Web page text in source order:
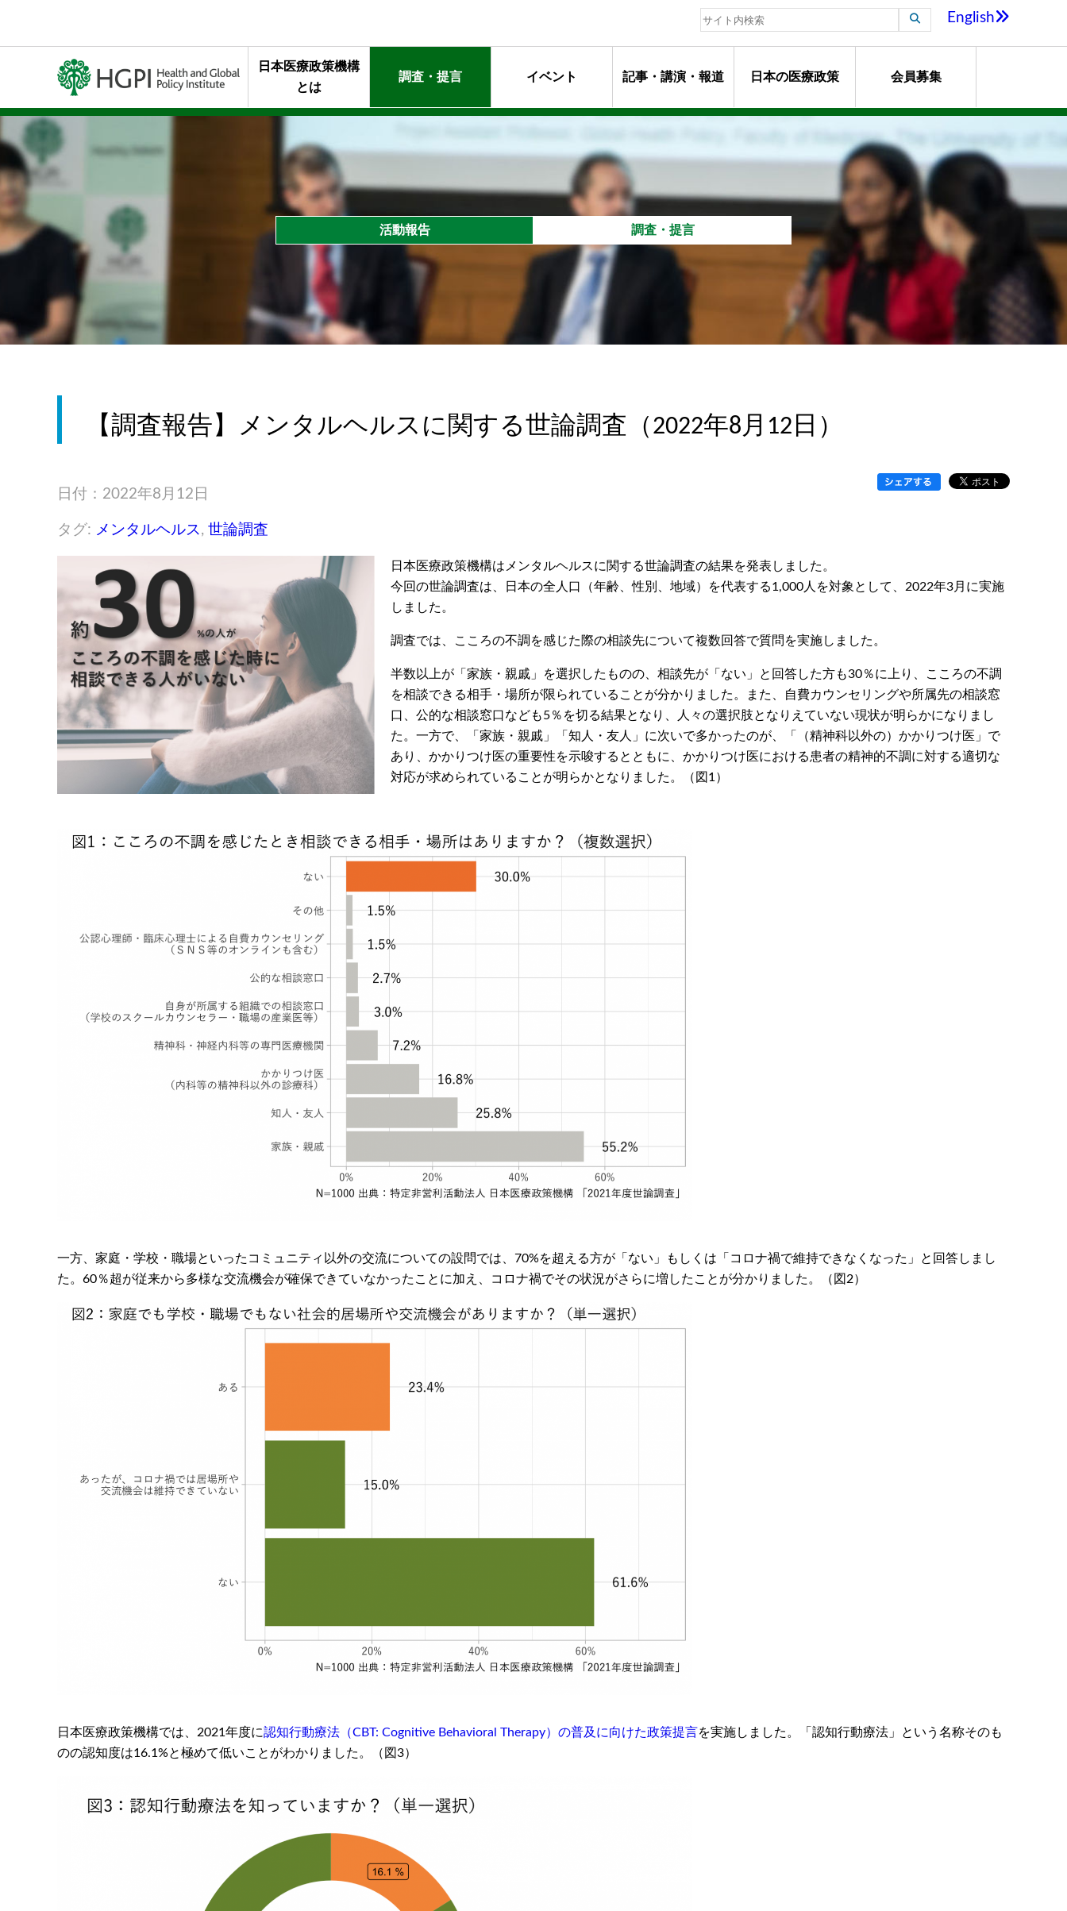
English
日本医療政策機構
とは
ミッション・行動指針
代表理事メッセージ
終身名誉チェアマンメッセージ
組織概要
年報・最近の活動
HGPIを支えるプロフェッショナル達
スタッフの声
HGPIのあゆみ
黒川清賞
調査・提言 イベント 記事・講演・報道 日本の医療政策 会員募集
活動報告 調査・提言
【調査報告】メンタルヘルスに関する世論調査（2022年8月12日）
日付：2022年8月12日
タグ: メンタルヘルス, 世論調査
日本医療政策機構はメンタルヘルスに関する世論調査の結果を発表しました。
今回の世論調査は、日本の全人口（年齢、性別、地域）を代表する1,000人を対象として、2022年3月に実施
しました。
調査では、こころの不調を感じた際の相談先について複数回答で質問を実施しました。
半数以上が「家族・親戚」を選択したものの、相談先が「ない」と回答した方も30％に上り、こころの不調
を相談できる相手・場所が限られていることが分かりました。また、自費カウンセリングや所属先の相談窓
口、公的な相談窓口なども5％を切る結果となり、人々の選択肢となりえていない現状が明らかになりまし
た。一方で、「家族・親戚」「知人・友人」に次いで多かったのが、「（精神科以外の）かかりつけ医」で
あり、かかりつけ医の重要性を示唆するとともに、かかりつけ医における患者の精神的不調に対する適切な
対応が求められていることが明らかとなりました。（図1）
一方、家庭・学校・職場といったコミュニティ以外の交流についての設問では、70%を超える方が「ない」もしくは「コロナ禍で維持できなくなった」と回答しまし
た。60％超が従来から多様な交流機会が確保できていなかったことに加え、コロナ禍でその状況がさらに増したことが分かりました。（図2）
日本医療政策機構では、2021年度に認知行動療法（CBT: Cognitive Behavioral Therapy）の普及に向けた政策提言を実施しました。「認知行動療法」という名称そのも
のの認知度は16.1%と極めて低いことがわかりました。（図3）